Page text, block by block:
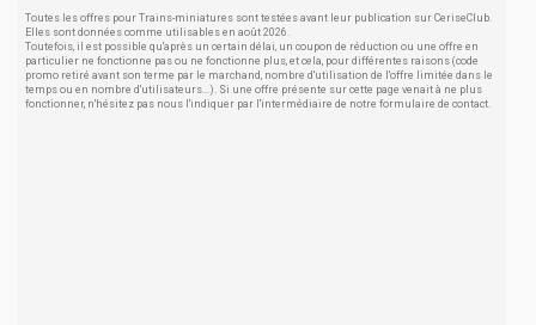
Toutes les offres pour Trains-miniatures sont testées avant leur publication sur CeriseClub.
Elles sont données comme utilisables en août 2026.
Toutefois, il est possible qu'après un certain délai, un coupon de réduction ou une offre en
particulier ne fonctionne pas ou ne fonctionne plus, et cela, pour différentes raisons (code
promo retiré avant son terme par le marchand, nombre d'utilisation de l'offre limitée dans le
temps ou en nombre d'utilisateurs...). Si une offre présente sur cette page venait à ne plus
fonctionner, n'hésitez pas nous l'indiquer par l'intermédiaire de notre formulaire de contact.